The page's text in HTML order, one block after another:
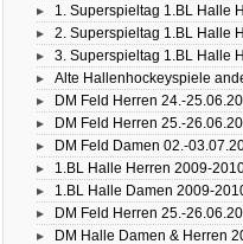
1. Superspieltag 1.BL Halle
2. Superspieltag 1.BL Halle
3. Superspieltag 1.BL Halle
Alte Hallenhockeyspiele
DM Feld Herren 24.-
DM Feld Herren 25.-
DM Feld Damen 02.-
1.BL Halle Herren 2009-
1.BL Halle Damen 2009-
DM Feld Herren 25.-
DM Halle Damen & Herren